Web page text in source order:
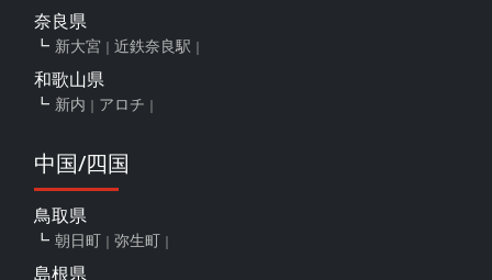
奈良県
新大宮 近鉄奈良駅
和歌山県
新内 アロチ
中国/四国
鳥取県
朝日町 弥生町
島根県